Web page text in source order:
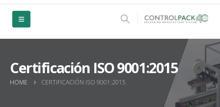
Certificación ISO 9001:2015
HOME CERTIFICACIÓN ISO 9001:2015